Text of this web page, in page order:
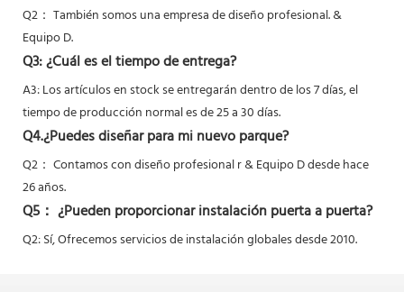
Q2： También somos una empresa de diseño profesional. &
Equipo D.
Q3: ¿Cuál es el tiempo de entrega?
A3: Los artículos en stock se entregarán dentro de los 7 días, el
tiempo de producción normal es de 25 a 30 días.
Q4.¿Puedes diseñar para mi nuevo parque?
Q2： Contamos con diseño profesional r & Equipo D desde hace
26 años.
Q5： ¿Pueden proporcionar instalación puerta a puerta?
Q2: Sí,Ofrecemos servicios de instalación globales desde 2010.